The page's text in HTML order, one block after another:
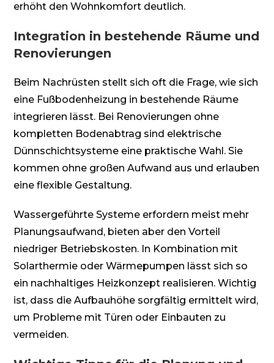
erhöht den Wohnkomfort deutlich.
Integration in bestehende Räume und
Renovierungen
Beim Nachrüsten stellt sich oft die Frage, wie sich
eine Fußbodenheizung in bestehende Räume
integrieren lässt. Bei Renovierungen ohne
kompletten Bodenabtrag sind elektrische
Dünnschichtsysteme eine praktische Wahl. Sie
kommen ohne großen Aufwand aus und erlauben
eine flexible Gestaltung.
Wassergeführte Systeme erfordern meist mehr
Planungsaufwand, bieten aber den Vorteil
niedriger Betriebskosten. In Kombination mit
Solarthermie oder Wärmepumpen lässt sich so
ein nachhaltiges Heizkonzept realisieren. Wichtig
ist, dass die Aufbauhöhe sorgfältig ermittelt wird,
um Probleme mit Türen oder Einbauten zu
vermeiden.